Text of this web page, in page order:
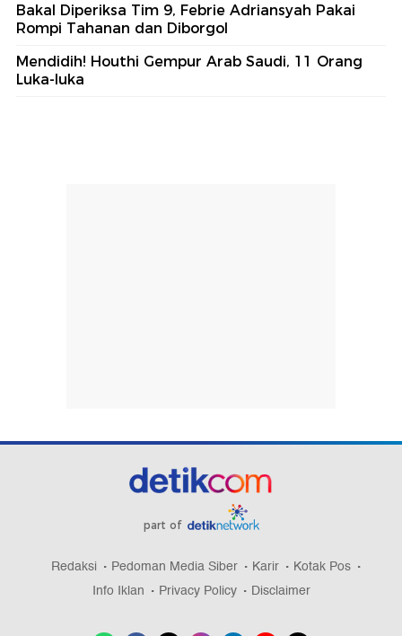
Bakal Diperiksa Tim 9, Febrie Adriansyah Pakai
Rompi Tahanan dan Diborgol
Mendidih! Houthi Gempur Arab Saudi, 11 Orang
Luka-luka
part of
Redaksi Pedoman Media Siber Karir
Kotak Pos
Info Iklan
Privacy Policy Disclaimer